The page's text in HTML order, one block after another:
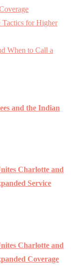
for Higher
When to Call a
and the Indian
Charlotte and
Service
Charlotte and
Coverage